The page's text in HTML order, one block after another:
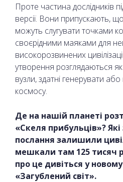
Проте частина дослідників
версії. Вони припускають,
можуть слугувати точками
своєрідними маяками для
високорозвинених
утворення розглядаються як
вузли, здатні генерувати
космосу.
Де на нашій планеті
«Скеля прибульців»?
послання залишили
мешкали там 125 тисяч
про це дивіться у
«Загублений світ».